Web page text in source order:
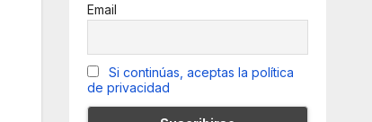
Email
Si continúas, aceptas la política
de privacidad